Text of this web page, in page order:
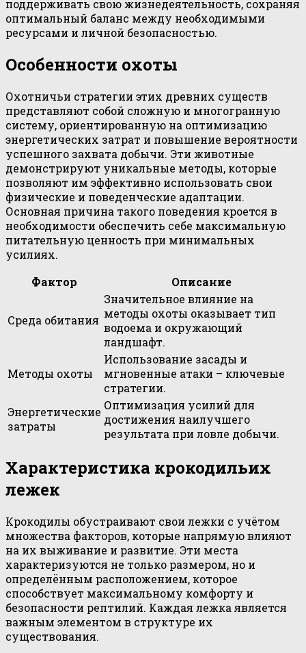
поддерживать свою жизнедеятельность, сохраняя
оптимальный баланс между необходимыми
ресурсами и личной безопасностью.
Особенности охоты
Охотничьи стратегии этих древних существ
представляют собой сложную и многогранную
систему, ориентированную на оптимизацию
энергетических затрат и повышение вероятности
успешного захвата добычи. Эти животные
демонстрируют уникальные методы, которые
позволяют им эффективно использовать свои
физические и поведенческие адаптации.
Основная причина такого поведения кроется в
необходимости обеспечить себе максимальную
питательную ценность при минимальных
усилиях.
Фактор
Описание
Среда обитания
Значительное влияние на
методы охоты оказывает тип
водоема и окружающий
ландшафт.
Методы охоты
Использование засады и
мгновенные атаки – ключевые
стратегии.
Энергетические
затраты
Оптимизация усилий для
достижения наилучшего
результата при ловле добычи.
Характеристика крокодильих
лежек
Крокодилы обустраивают свои лежки с учётом
множества факторов, которые напрямую влияют
на их выживание и развитие. Эти места
характеризуются не только размером, но и
определённым расположением, которое
способствует максимальному комфорту и
безопасности рептилий. Каждая лежка является
важным элементом в структуре их
существования.